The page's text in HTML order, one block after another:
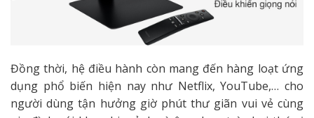
Đồng thời, hệ điều hành còn mang đến hàng loạt ứng
dụng phổ biến hiện nay như Netflix, YouTube,… cho
người dùng tận hưởng giờ phút thư giãn vui vẻ cùng